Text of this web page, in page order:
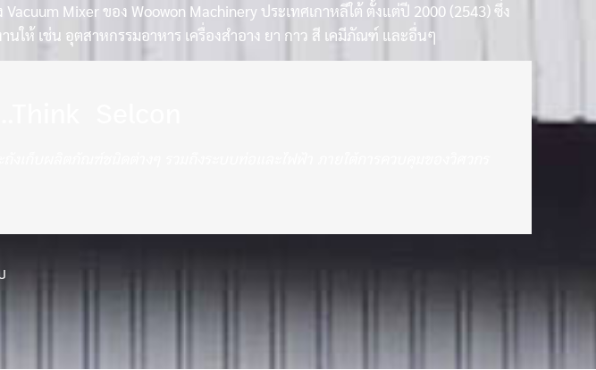
Mixer ของ Woowon Machinery ประเทศเกาหลีใต้ ตั้งแต่ปี 2000 (2543) ซึ่ง
นให้ เช่น อุตสาหกรรมอาหาร เครื่องสำอาง ยา กาว สี เคมีภัณฑ์ และอื่นๆ